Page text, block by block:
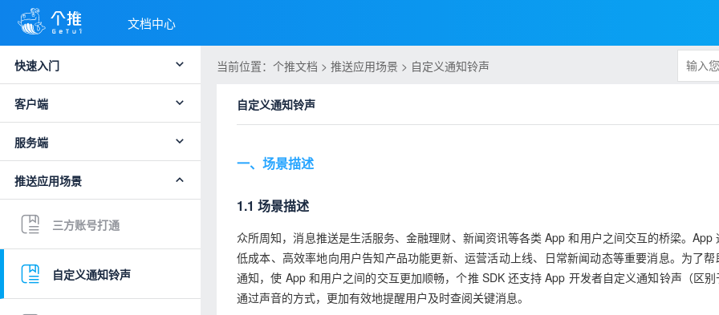
文档中心
快速入门
客户端
服务端
推送应用场景
三方账号打通
自定义通知铃声
当前位置：个推文档 > 推送应用场景 > 自定义通知铃声
自定义通知铃声
一、场景描述
1.1 场景描述
众所周知，消息推送是生活服务、金融理财、新闻资讯等各类 App 和用户之间交互的桥梁。App
低成本、高效率地向用户告知产品功能更新、运营活动上线、日常新闻动态等重要消息。为了
通知，使 App 和用户之间的交互更加顺畅，个推 SDK 还支持 App 开发者自定义通知铃声（区别
通过声音的方式，更加有效地提醒用户及时查阅关键消息。